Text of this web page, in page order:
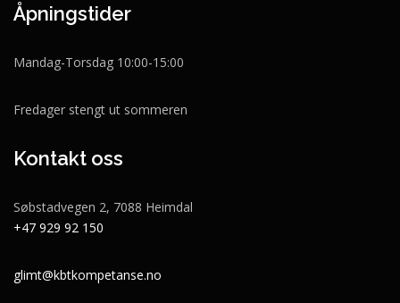
Åpningstider
Mandag-Torsdag 10:00-15:00
Fredager stengt ut sommeren
Kontakt oss
Søbstadvegen 2, 7088 Heimdal
+47 929 92 150
glimt@kbtkompetanse.no